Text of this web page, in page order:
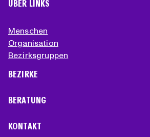
ÜBER LINKS
Menschen
Organisation
Bezirksgruppen
BEZIRKE
BERATUNG
KONTAKT